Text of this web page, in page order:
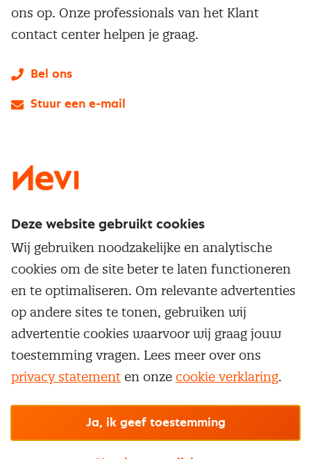
Service & contact
Over inkoop
Netwerk en communities
Aanmelden nieuwsbrief
Word lid van Nevi
Inkoop vacatures
Opzeggen lidmaatschap
Populaire thema's
Aanbesteden
Contractmanagement
Kostenmanagement
Onderhandelen
Supply management
Opleidingen en trainingen
Trainingen
Opleidingen
Maatwerk
Vrijstellingen
ons op. Onze professionals van het Klant
contact center helpen je graag.
Bel ons
Stuur een e-mail
Cookievoorkeuren beherenOnzealgemene
© Nevi.nl
Deze website gebruikt cookies
Wij gebruiken noodzakelijke en analytische
cookies om de site beter te laten functioneren
en te optimaliseren. Om relevante advertenties
op andere sites te tonen, gebruiken wij
advertentie cookies waarvoor wij graag jouw
toestemming vragen. Lees meer over ons
privacy statement en onze cookie verklaring.
Ja, ik geef toestemming